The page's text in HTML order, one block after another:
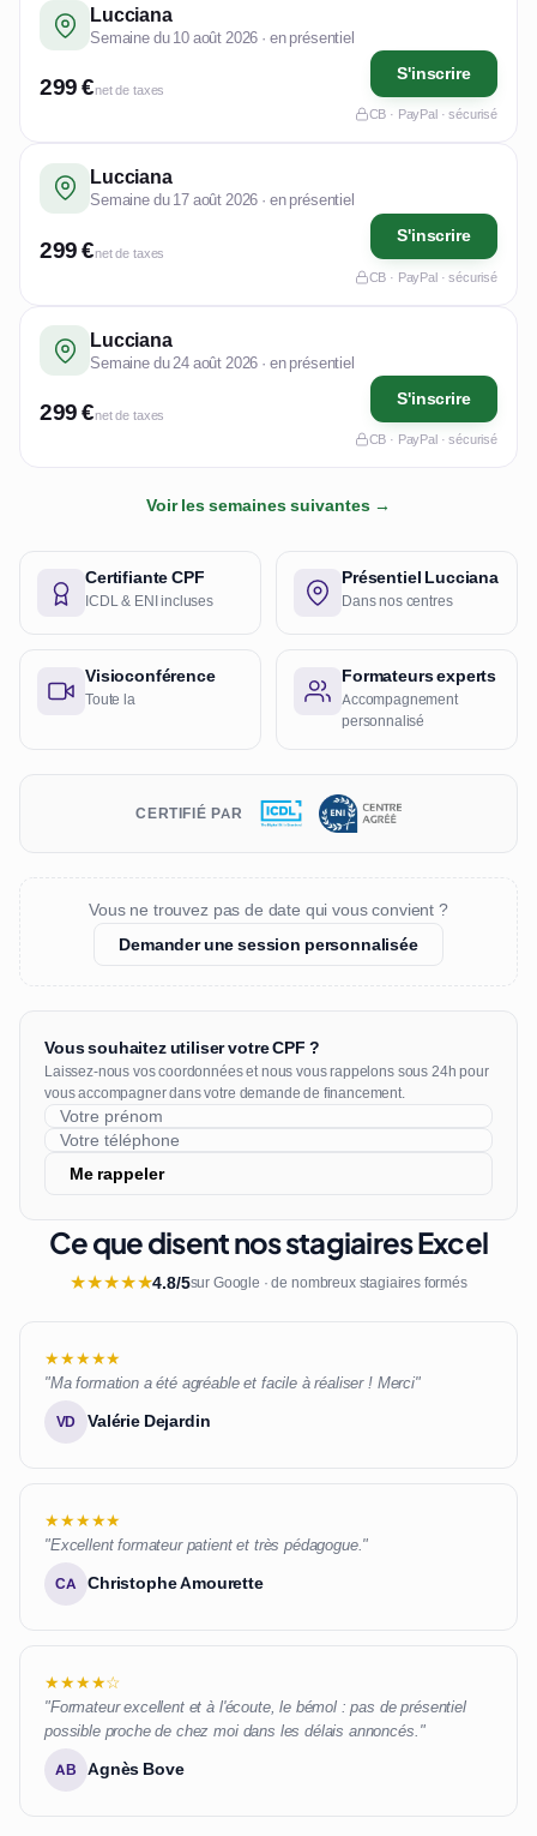
Lucciana
Semaine du 10 août 2026 · en présentiel
299 €net de taxes
S'inscrire
CB · PayPal · sécurisé
Lucciana
Semaine du 17 août 2026 · en présentiel
299 €net de taxes
S'inscrire
CB · PayPal · sécurisé
Lucciana
Semaine du 24 août 2026 · en présentiel
299 €net de taxes
S'inscrire
CB · PayPal · sécurisé
Voir les semaines suivantes →
Certifiante CPF
ICDL & ENI incluses
Présentiel Lucciana
Dans nos centres
Visioconférence
Toute la
Formateurs experts
Accompagnement
personnalisé
CERTIFIÉ PAR
Vous ne trouvez pas de date qui vous convient ?
Demander une session personnalisée
Vous souhaitez utiliser votre CPF ?
Laissez-nous vos coordonnées et nous vous rappelons sous 24h pour
vous accompagner dans votre demande de financement.
Me rappeler
Ce que disent nos stagiaires Excel
★★★★★4.8/5sur Google · de nombreux stagiaires formés
★★★★★
"Ma formation a été agréable et facile à réaliser ! Merci"
VD Valérie Dejardin
★★★★★
"Excellent formateur patient et très pédagogue."
CA Christophe Amourette
★★★★☆
"Formateur excellent et à l'écoute, le bémol : pas de présentiel
possible proche de chez moi dans les délais annoncés."
AB Agnès Bove